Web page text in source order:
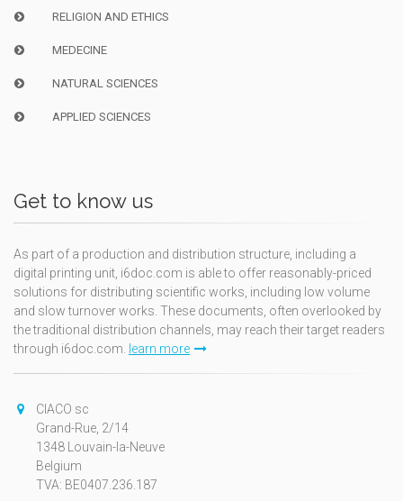
RELIGION AND ETHICS
MEDECINE
NATURAL SCIENCES
APPLIED SCIENCES
Get to know us
As part of a production and distribution structure, including a
digital printing unit, i6doc.com is able to offer reasonably-priced
solutions for distributing scientific works, including low volume
and slow turnover works. These documents, often overlooked by
the traditional distribution channels, may reach their target readers
through i6doc.com. learn more
CIACO sc
Grand-Rue, 2/14
1348 Louvain-la-Neuve
Belgium
TVA: BE0407.236.187